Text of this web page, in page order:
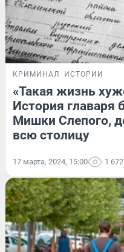
КРИМИНАЛ ИСТОРИИ
«Такая жизнь
История главаря
Мишки Слепого,
всю столицу
17 марта, 2024, 15:00 1 672